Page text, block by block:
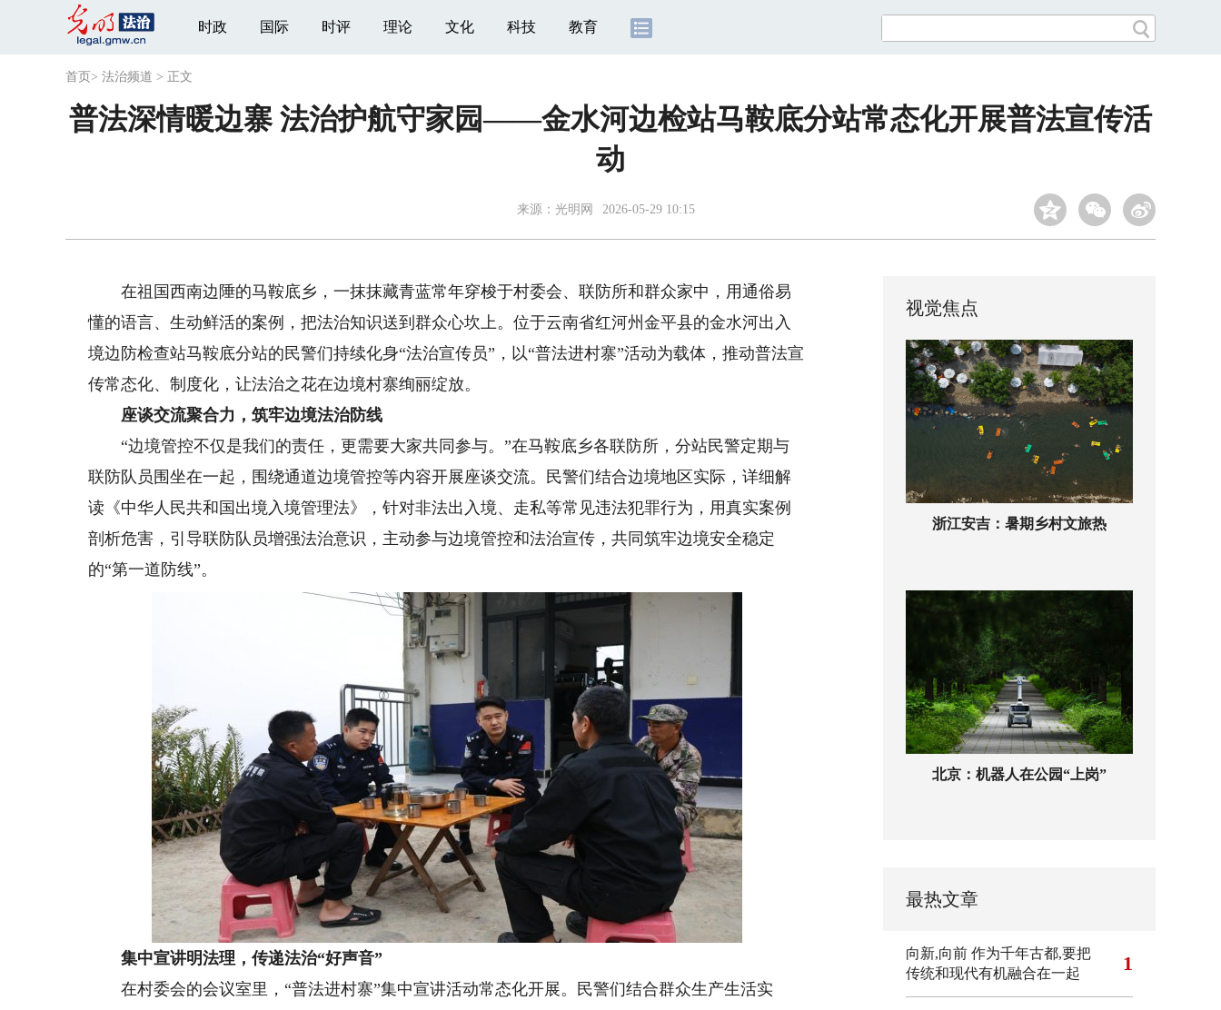
时政 国际 时评 理论 文化 科技 教育
首页 > 法治频道 > 正文
普法深情暖边寨 法治护航守家园——金水河边检站马鞍底分站常态化开展普法宣传活
动
来源： 光明网 2026-05-29 10:15
在祖国西南边陲的马鞍底乡，一抹抹藏青蓝常年穿梭于村委会、联防所和群众家中，用通俗易
懂的语言、生动鲜活的案例，把法治知识送到群众心坎上。位于云南省红河州金平县的金水河出入
境边防检查站马鞍底分站的民警们持续化身“法治宣传员”，以“普法进村寨”活动为载体，推动普法宣
传常态化、制度化，让法治之花在边境村寨绚丽绽放。
座谈交流聚合力，筑牢边境法治防线
“边境管控不仅是我们的责任，更需要大家共同参与。”在马鞍底乡各联防所，分站民警定期与
联防队员围坐在一起，围绕通道边境管控等内容开展座谈交流。民警们结合边境地区实际，详细解
读《中华人民共和国出境入境管理法》，针对非法出入境、走私等常见违法犯罪行为，用真实案例
剖析危害，引导联防队员增强法治意识，主动参与边境管控和法治宣传，共同筑牢边境安全稳定
的“第一道防线”。
集中宣讲明法理，传递法治“好声音”
在村委会的会议室里，“普法进村寨”集中宣讲活动常态化开展。民警们结合群众生产生活实
视觉焦点
浙江安吉：暑期乡村文旅热
北京：机器人在公园“上岗”
最热文章
向新,向前 作为千年古都,要把
传统和现代有机融合在一起
1